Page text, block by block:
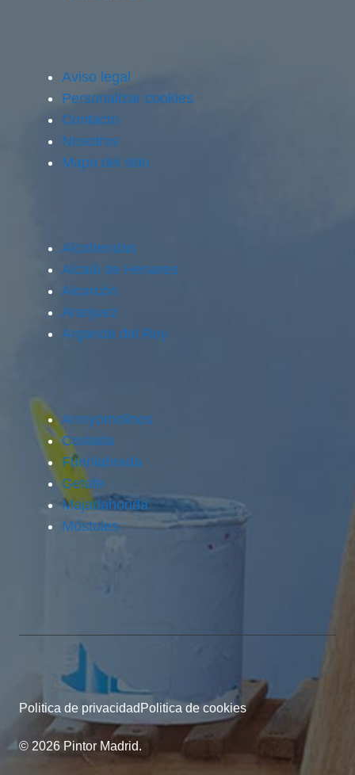
Aviso legal
Personalizar cookies
Contacto
Nosotros
Mapa del sitio
Alcobendas
Alcalá de Henares
Alcorcón
Aranjuez
Arganda del Rey
Arroyomolinos
Coslada
Fuenlabrada
Getafe
Majadahonda
Móstoles
© 2026 Pintor Madrid.
Politica de privacidad Politica de cookies